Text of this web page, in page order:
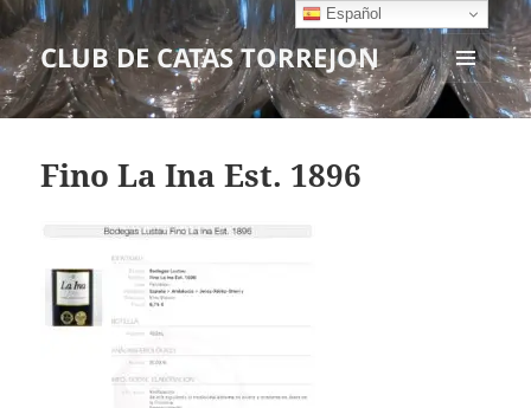
CLUB DE CATAS TORREJON
MENÚ
Y
Fino La Ina Est. 1896
Español